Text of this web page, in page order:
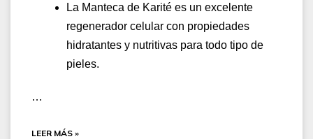
La Manteca de Karité es un excelente
regenerador celular con propiedades
hidratantes y nutritivas para todo tipo de
pieles.
…
LEER MÁS »